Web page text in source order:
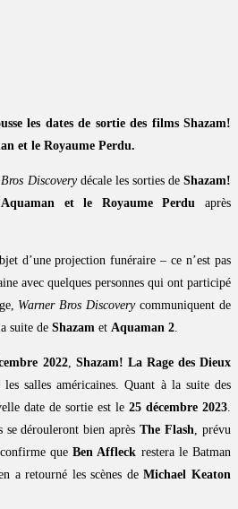
les dates de sortie des films Shazam!
et le Royaume Perdu.
Discoverydécale les sorties deShazam!
Aquaman et le Royaume Perdu après
d’une projection funéraire – ce n’est pas
avec quelques personnes qui ont participé
Warner Bros Discoverycommuniquent de
suite de Shazam et Aquaman 2.
2022, Shazam! La Rage des Dieux
salles américaines. Quant à la suite des
date de sortie est le 25 décembre 2023.
se dérouleront bien aprèsThe Flash, prévu
queBen Affleck restera le Batman
a retourné les scènes deMichael Keaton